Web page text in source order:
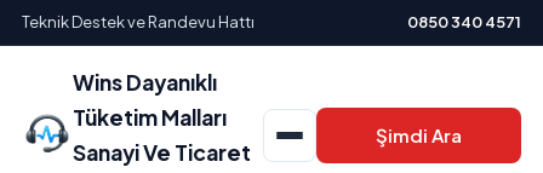
Teknik Destek ve Randevu Hattı 0850 340 4571
Wins Dayanıklı
Tüketim Malları
Sanayi Ve Ticaret
Şimdi Ara